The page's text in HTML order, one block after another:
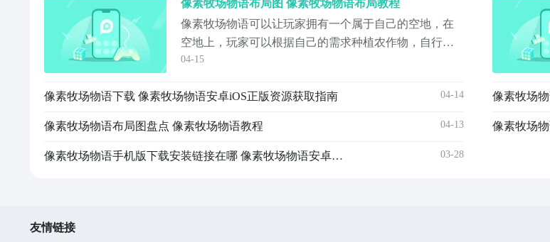
像素牧场物语布局图 像素牧场物语布局教程
像素牧场物语可以让玩家拥有一个属于自己的空地，在
空地上，玩家可以根据自己的需求种植农作物，自行规
划区域饲养动物，到了后期，牧场可以供其他成员参
是每个新手成员都必须要了解的，合理布局才能有机会
划属于自己的空...
04-15
像素牧场物语下载 像素牧场物语安卓iOS正版资源获取指南 04-14
像素牧场物语布局图盘点 像素牧场物语教程 04-13
像素牧场物语手机版下载安装链接在哪 像素牧场物语安卓手机版下载预约分享 03-28
像素牧场
像素牧场
友情链接